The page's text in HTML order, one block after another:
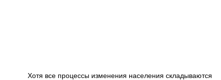
Хотя все процессы изменения населения складываются